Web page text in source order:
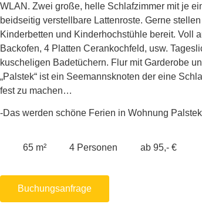
WLAN. Zwei große, helle Schlafzimmer mit je
beidseitig verstellbare Lattenroste. Gerne
Kinderbetten und Kinderhochstühle bereit. Voll
Backofen, 4 Platten Cerankochfeld, usw.
kuscheligen Badetüchern. Flur mit Garderobe
„Palstek“ ist ein Seemannsknoten der eine
fest zu machen…
-Das werden schöne Ferien in Wohnung
65 m² 4 Personen ab 95,- €
Buchungsanfrage